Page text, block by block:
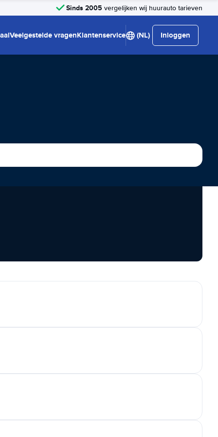
Sinds 2005 vergelijken wij huurauto tarieven
Veelgestelde vragenKlantenservice (NL) Inloggen